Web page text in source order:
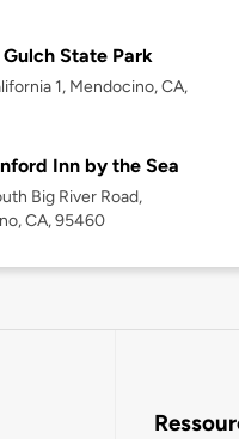
Gulch State Park
1, Mendocino, CA,
Inn by the Sea
Big River Road,
CA, 95460